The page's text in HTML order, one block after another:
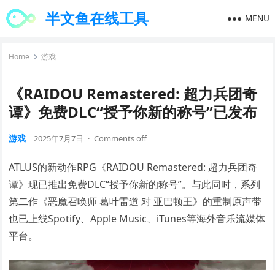
半文鱼在线工具 MENU
Home 游戏
《RAIDOU Remastered: 超力兵团奇
谭》免费DLC“授予你新的称号”已发布
游戏 2025年7月7日 · Comments off
ATLUS的新动作RPG《RAIDOU Remastered: 超力兵团奇
谭》现已推出免费DLC“授予你新的称号”。与此同时，系列
第二作《恶魔召唤师 葛叶雷道 对 亚巴顿王》的重制原声带
也已上线Spotify、Apple Music、iTunes等海外音乐流媒体
平台。